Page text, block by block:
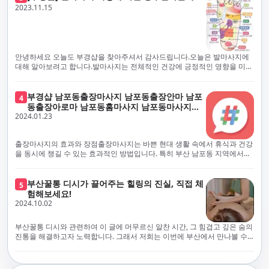
체보다는 부경샵과 같이 안전과 고객 편의를 최우선으로 생각하는 업체를
선택하는 것이 중요합니다.부산에서 러시아 홈케어를 전문으로 하는 부경샵
은, 항상 후불제로 운영하면서 청결과 안전을 가장 중요하게 여깁니다. 부산
에서 진정으로 즐거운 부산 러시아 홈케어 경험을 해보시길 바랍니다. 그렇
죠, 부경샵은 선입금을 요구하지 않아요. 부산 러시아 홈케어를 선택하기 전
에, 주의해야 할 사항들을 반드시 확인해 보세요. 선입금 관련 사기에는 항상
조심해야 합니다. 070으로 시작하는 인터넷 전화나 텔레그램 같은 메시지
앱에만 의존하는 업체는 특히 더 조심해 주세요. 이런 경우, 선입금을 하지
부경샵은 부산 출장 후불제 서비스를 모범적으로 운영하고 있으며, 명성을
악용하는 사기 업체로부터 발생할 수 있는 모든 부정행위와 간접적인 피해
를 방지하기 위해 노력하고 있어요. 만약 부경샵 을 사칭하며 선불 결제를 요
구하는 마사지 서비스를 발견하신다면, 그런 곳은 피하시고 저희에게 알려
주세요.부경샵에서는 모든 서비스가 관리사가 도착한 후에 결제하는 걸 기
본으로 해요. 부경샵은 부산에서 부산 러시아 홈케어를 전문으로 하며,
100% 후불제를 거래의 기본으로 삼고 있어요. 왜 부경샵이 특별한지 궁금하
시죠? 여기서만 느낄 수 있는 특별한 경험을 소개합니다! 부경샵과 함께라면
험을 제공해요. 준비하신 모든 것에 놀랄 준비를 하세요. 부경샵은 오랜 시간
동안 지역에서 최고의 출장업체가 되겠다는 하나의 신념으로 노력해 왔어
요.부경샵의 전통적인 서비스로, 단 한 순간도 낭비하지 않고 쌓인 피로를 풀
어드릴 거예요. 비가 오든 눈이 오든, 어디에 계시든 부경샵이 찾아가 도와드
릴게요. 부경샵의 서비스는 부산의 모든 곳, 집이든 모텔이든 호텔이든 오피
스텔이든 아파트든, 여러분을 위해 준비되어 있어요.부경샵 지역에서 가장
멀리까지 다니며, 편리함을 최우선으로 생각해요. 빠르고 효율적인 운영 시
게 조절되어, 진정한 에너지 회복을 경험하실 수 있어요.부경샵은 부산에서
전문적으로 훈련된 관리사를 다수 보유하고 있음을 자랑스럽게 여깁니다.
현대 사회의 불확실성 속에서, 부경샵은 안전을 최우선으로 여기며, 이를 위
해 100% 후불제 시행은 물론, 코로나19 상황에서도 관리사들의 건강 진단
업체에 대해서는 경계하는 것이 중요합니다. 부경샵의 접근 방식과 정책은
인천에서의 안전하고 신뢰할 수 있는 고품질 마사지 경험을 집앞에서 제공
하기 위해 고안되었습니다. 부경샵은 부산 일본인 홈케어 서비스를 전문으
로 하며, 항상 고객님의 편의와 안전을 최우선으로 고려하여 후불제 시스템
거운 마사지 경험을 보장합니다. 부경샵의 서비스는 선입금 없이 이용 가능
한 부산 일본인 홈케어로, 선입금 요구 없이 서비스를 제공함으로써 고객님
의 신뢰를 최우선으로 합니다. 이용 전 주의사항을 꼼꼼히 확인하시고, 선입
금 사기로부터 자신을 보호하는 것이 중요합니다. 부산 일본인 홈케어 서비
스를 찾으실 때는 070으로 시작하는 인터넷 전화번호나 텔레그램과 같은 메
시징 플랫폼만을 이용하는 업체에 주의해야 합니다. 이러한 서비스는 선지
급 없이 이용할 수 있어야 하며, 부경샵은 이러한 걱정 없이 안전하고 신뢰할
수 있는 서비스를 제공합니다. 부경샵은 부산 일본인 홈케어 후불제의 모범
적인 피해가 발생하지 않도록 지속적으로 노력하고 있습니다. 부경샵을 사
칭하여 선불 결제를 요구하는 마사지 서비스에 대해서는 각별한 주의가 필
요합니다. '부경샵'은 관리사의 도착 이후에 결제가 이루어지는 후불제를
기본 원칙으로 하는 부산 일본인 홈케어 전문 업체입니다. 이 운영 방식은 고
객님의 신뢰를 최우선으로 여기며, 모든 코스에서 100% 후불제를 시행하고
있습니다. 왜 부경샵이 부산에서 특별한지, 그 이유를 알려드리겠습니다.
여기서는 단순한 부산 일본인 홈케어 서비스를 넘어서, 비교 불가한 경험을
러분을 기다리고 있으니, 준비되셨나요? 부경샵은 오랜 시간 동안 지역 최
2023.11.15
안녕하세요 오늘도 부경샵을 찾아주셔서 감사드립니다.오늘은 발마사지에
대해 알아보려고 합니다.발마사지는 전체적인 건강에 긍정적인 영향을 미칠
명하겠습니다.근육 이완과 피로 완화: 발마사지는 발 아치, 발가락, 발등 등
에 위치한 다양한 근육을 이완시키는 효과가 있습니다. 일상적인 활동이나
장시간의 서있는 자세로 인해 긴장된 발 근육을 느슨하게 만들어주어 편안
함을 제공합니다. 이는 근육의 유연성을 향상시키고 근육의 혈액순환을 촉
진하는 데 도움이 됩니다.혈액순환 개선: 발마사지는 혈액순환을 촉진하는
데 기여합니다. 마사지로 근육과 혈관이 이완되면 혈액이 더 원활하게 흐르
게 되어 세포와 조직에 산소와 영양소가 빠르게 공급됩니다. 이는 세포의 기
장된 근육과 신경을 완화시켜 스트레스를 감소시킵니다. 발에는 다양한 신
경과 결절이 모여있어, 발마사지를 통해 이를 자극함으로써 정신적인 편안
함을 제공하는데 도움이 됩니다. 이는 스트레스 호르몬의 감소와 함께 심신
의 안정을 촉진합니다.면역 시스템 강화: 정기적인 발마사지는 면역 시스템
의 활동을 촉진하여 감염 및 질병에 대한 저항력을 향상시킬 수 있습니다. 마
사지는 림프순환을 촉진하고 세포 배출물을 제거함으로써 면역 시스템을 지
원합니다.숙면 유도: 발마사지는 긴장된 근육과 신경을 완화시켜 수면에 도
4 부경샵 남포동출장마사지 남포동출장안마 남포
동출장아로마 남포동홈마사지 남포동마사지출
장
2024.01.23
출장마사지의 효과와 장점출장마사지는 바쁜 현대 생활 속에서 휴식과 건강
을 동시에 챙길 수 있는 효과적인 방법입니다. 특히 부산 남포동 지역에서
와 신체적, 정신적 피로를 효과적으로 완화합니다. 전문 마사지사의 숙련된
손길은 긴장된 근육을 이완시키고, 스트레스 호르몬 수치를 감소시켜 마음
의 안정을 가져다 줍니다. 이는 일상의 업무 효율성을 높이고, 전반적인 삶의
질을 향상시키는 데 기여합니다.근육 이완과 유연성 향상:꾸준한 출장마사
지는 근육의 긴장과 경직을 해소하고 유연성을 향상시킵니다. 이는 운동 성
능을 개선하고, 근골격계 문제 및 부상 예방에 도움이 됩니다. 또한, 규칙적
인 마사지는 자세 개선에도 긍정적인 영향을 미칩니다.혈액 순환 촉진과 신
촉진합니다. 이는 신진대사를 활성화하고, 독소 배출을 돕습니다. 결과적으
5 부산꿀통 디시가 끌어주는 힐링의 진실, 직접 체
험해보세요!
2024.10.02
부산꿀통 디시와 관련하여 이 글에 머무르신 알찬 시간, 그 힘겹고 깊은 숨의
진통을 해결하고자 노력합니다. 그래서 저희는 이번에 부산에서 만나볼 수
그 해결책을 찾는 것이 어려운 상황을 맞이하는 경우가 많습니다. 부산꿀통